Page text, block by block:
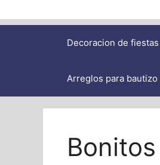
Decoracion de fiestas
Arreglos para bautizo